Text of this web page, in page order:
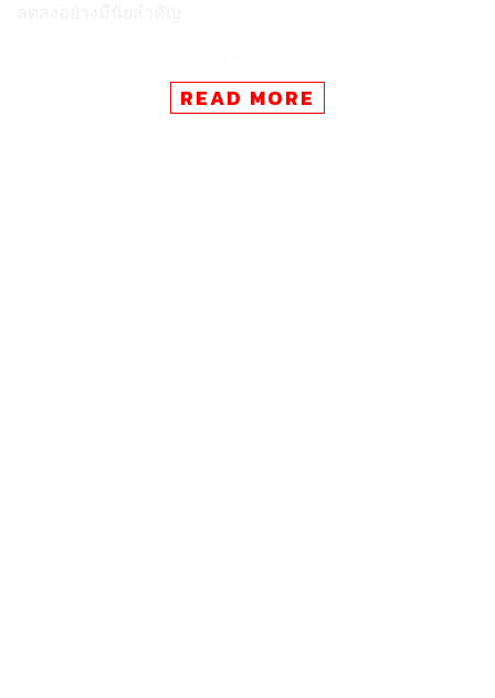
ถึงกำลังซื้อที่อ่อนแอลง ส่งผลให้การเติบโตของการบริโภค
หมวดสินค้ากึ่งคงทน (Semi-Durable Goods) เช่น เสื้อผ้า
READ MORE